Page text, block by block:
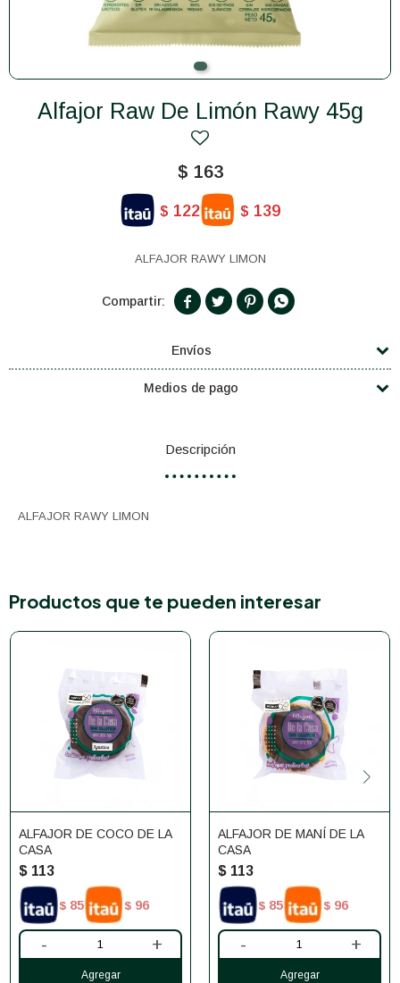
Alfajor Raw De Limón Rawy 45g
$ 163
$ 122 $ 139
ALFAJOR RAWY LIMON
   
Envíos
Medios de pago
Descripción
ALFAJOR RAWY LIMON
Productos que te pueden interesar
ALFAJOR DE COCO DE LA
CASA
$ 113
$ 85 $ 96
- +
ALFAJOR DE MANÍ DE LA
CASA
$ 113
$ 85 $ 96
- +